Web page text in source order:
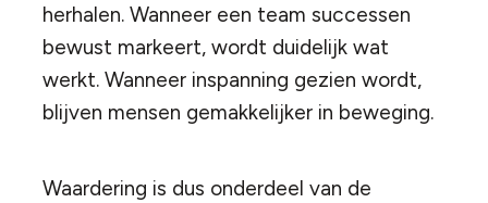
herhalen. Wanneer een team successen
bewust markeert, wordt duidelijk wat
werkt. Wanneer inspanning gezien wordt,
blijven mensen gemakkelijker in beweging.
Waardering is dus onderdeel van de